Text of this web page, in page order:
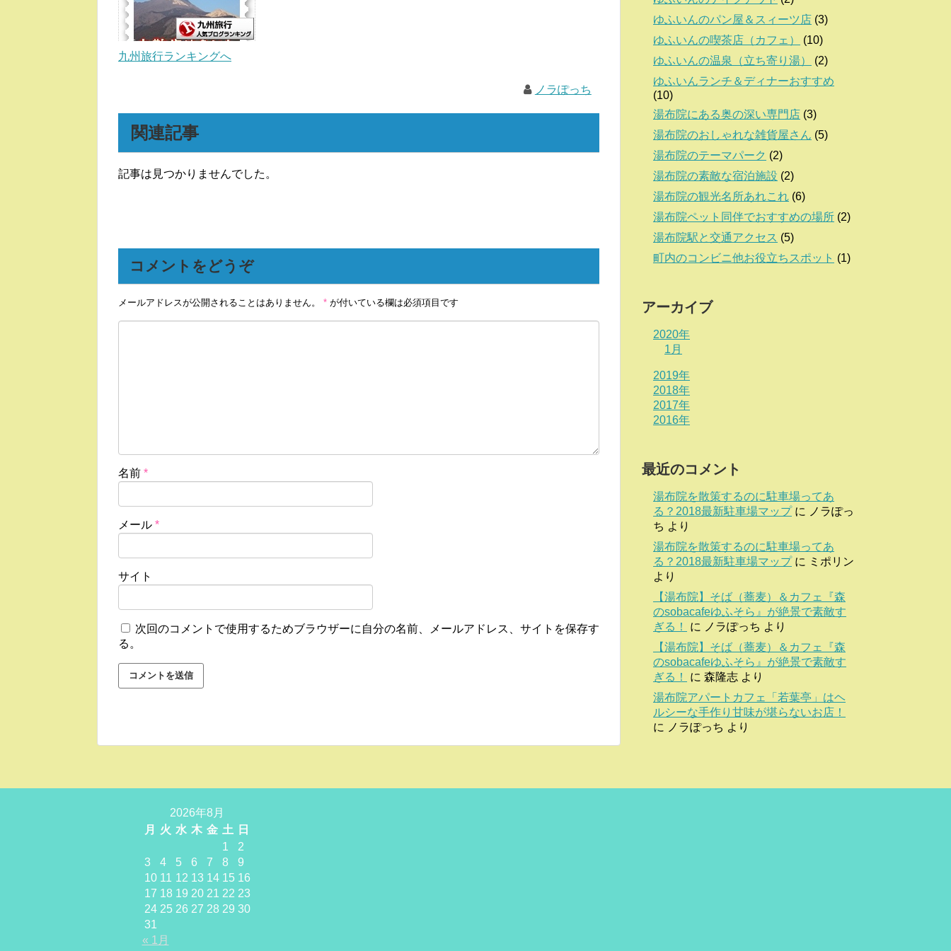
九州旅行ランキングへ
ノラぽっち
関連記事
記事は見つかりませんでした。
コメントをどうぞ
メールアドレスが公開されることはありません。 * が付いている欄は必須項目です
名前 *
メール *
サイト
次回のコメントで使用するためブラウザーに自分の名前、メールアドレス、サイトを保存す
る。
ゆふいんのパン屋＆スィーツ店 (3)
ゆふいんの喫茶店（カフェ）
(10)
ゆふいんの温泉（立ち寄り湯）
(2)
ゆふいんランチ＆ディナーおすすめ
(10)
湯布院にある奥の深い専門店 (3)
湯布院のおしゃれな雑貨屋さん (5)
湯布院のテーマパーク (2)
湯布院の素敵な宿泊施設 (2)
湯布院の観光名所あれこれ (6)
湯布院ペット同伴でおすすめの場所 (2)
湯布院駅と交通アクセス (5)
町内のコンビニ他お役立ちスポット (1)
アーカイブ
2020年
1月
2019年
2018年
2017年
2016年
最近のコメント
湯布院を散策するのに駐車場ってあ
る？2018最新駐車場マップに ノラぽっ
ち より
湯布院を散策するのに駐車場ってあ
る？2018最新駐車場マップに ミポリン
より
【湯布院】そば（蕎麦）＆カフェ『森
のsobacafeゆふそら』が絶景で素敵す
ぎる！
に ノラぽっち より
【湯布院】そば（蕎麦）＆カフェ『森
のsobacafeゆふそら』が絶景で素敵す
ぎる！
に 森隆志 より
湯布院アパートカフェ「若葉亭」はヘ
ルシーな手作り甘味が堪らないお店！
に ノラぽっち より
2026年8月
月
火 水 木 金 土
日
1
2
3
4 5 6 7 8
9
10 11 12 13 14 15 16
17 18 19 20 21 22 23
24 25 26 27 28 29 30
31
« 1月